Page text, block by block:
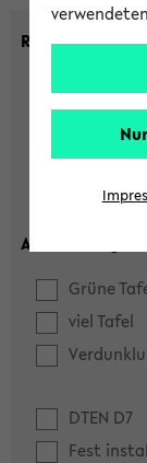
Raumkriterien:
max. Plätze:
Ausstattung:
Grüne
viel Tafel
DTEN D7
Fest